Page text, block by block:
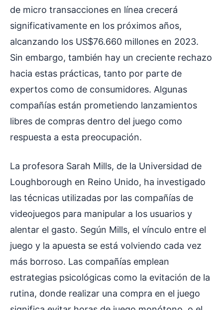
de micro transacciones en línea crecerá
significativamente en los próximos años,
alcanzando los US$76.660 millones en 2023.
Sin embargo, también hay un creciente rechazo
hacia estas prácticas, tanto por parte de
expertos como de consumidores. Algunas
compañías están prometiendo lanzamientos
libres de compras dentro del juego como
respuesta a esta preocupación.
La profesora Sarah Mills, de la Universidad de
Loughborough en Reino Unido, ha investigado
las técnicas utilizadas por las compañías de
videojuegos para manipular a los usuarios y
alentar el gasto. Según Mills, el vínculo entre el
juego y la apuesta se está volviendo cada vez
más borroso. Las compañías emplean
estrategias psicológicas como la evitación de la
rutina, donde realizar una compra en el juego